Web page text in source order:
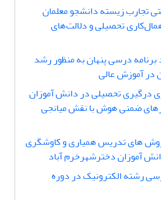
تجارب زیسته دانشجو معلمان
تحصیلی و دلالت‌های
برنامه درسی پنهان به منظور رشد
در آموزش عالی
درگیری تحصیلی در دانش آموزان
ضمنی هوش با نقش میانجی
های تدریس همیاری و کاوشگری
آموزان دخترشهرخرم آباد
رشته الکترونیک در دوره